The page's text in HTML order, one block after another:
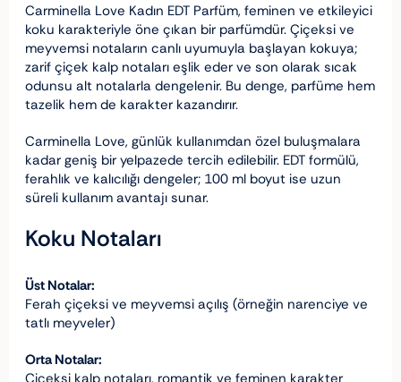
Carminella Love Kadın EDT Parfüm, feminen ve etkileyici
koku karakteriyle öne çıkan bir parfümdür. Çiçeksi ve
meyvemsi notaların canlı uyumuyla başlayan kokuya;
zarif çiçek kalp notaları eşlik eder ve son olarak sıcak
odunsu alt notalarla dengelenir. Bu denge, parfüme hem
tazelik hem de karakter kazandırır.
Carminella Love, günlük kullanımdan özel buluşmalara
kadar geniş bir yelpazede tercih edilebilir. EDT formülü,
ferahlık ve kalıcılığı dengeler; 100 ml boyut ise uzun
süreli kullanım avantajı sunar.
Koku Notaları
Üst Notalar:
Ferah çiçeksi ve meyvemsi açılış (örneğin narenciye ve
tatlı meyveler)
Orta Notalar: